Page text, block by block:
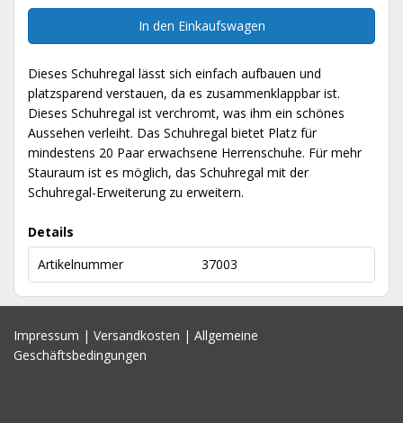
In den Einkaufswagen
Dieses Schuhregal lässt sich einfach aufbauen und
platzsparend verstauen, da es zusammenklappbar ist.
Dieses Schuhregal ist verchromt, was ihm ein schönes
Aussehen verleiht. Das Schuhregal bietet Platz für
mindestens 20 Paar erwachsene Herrenschuhe. Für mehr
Stauraum ist es möglich, das Schuhregal mit der
Schuhregal-Erweiterung zu erweitern.
Details
Artikelnummer
37003
Impressum | Versandkosten | Allgemeine
Geschäftsbedingungen